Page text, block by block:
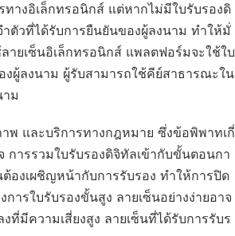
ทางอิเล็กทรอนิกส์ แต่หากไม่มีใบรับรองดิ
ตัวที่ได้รับการยืนยันของผู้ลงนาม ทำให้มั่
ายเซ็นอิเล็กทรอนิกส์ แพลตฟอร์มจะใช้ใบ
งผู้ลงนาม ผู้รับสามารถใช้คีย์สาธารณะใน
ม
พ และบริการทางกฎหมาย ซึ่งข้อพิพาทเกี่
ารรวมใบรับรองดิจิทัลเข้ากับขั้นตอนกา
องเผชิญหน้ากับการรับรอง ทำให้การปิด
ารใบรับรองขั้นสูง ลายเซ็นอย่างง่ายอาจ
มีความเสี่ยงสูง ลายเซ็นที่ได้รับการรับร